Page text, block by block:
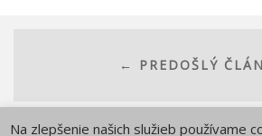
← PREDOŠLÝ
Na zlepšenie našich služieb používame